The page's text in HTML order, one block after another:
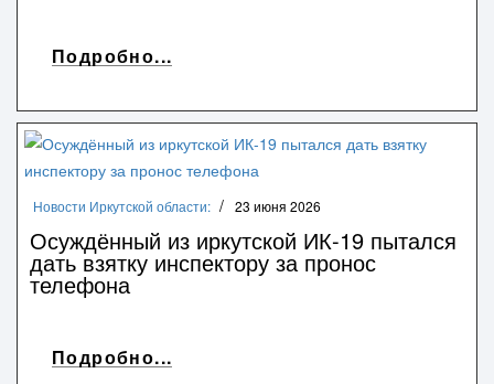
Подробно...
Новости Иркутской области: 23 июня 2026
Осуждённый из иркутской ИК-19 пытался
дать взятку инспектору за пронос
телефона
Подробно...